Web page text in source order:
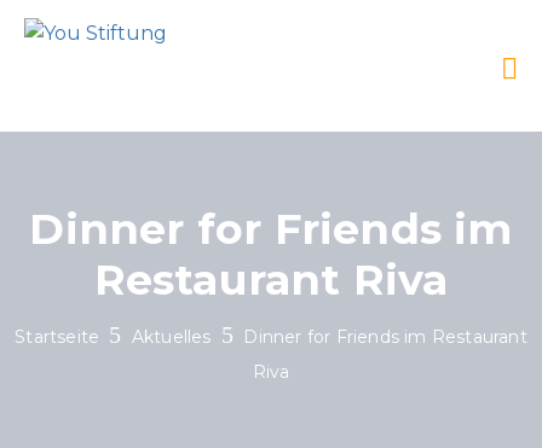
Dinner for Friends im
Restaurant Riva
Startseite Aktuelles
Dinner for Friends im Restaurant
Riva